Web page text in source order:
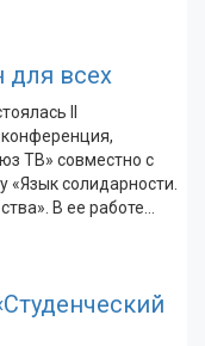
для всех
II
ТВ» совместно с
солидарности.
В ее работе…